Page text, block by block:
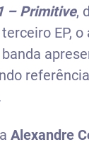
– Primitive,
EP,
Alexandre